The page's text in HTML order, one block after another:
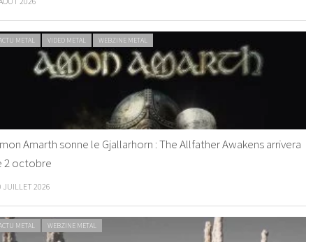
METAL VIDEO METAL WEBZINE METAL
Amarth sonne le Gjallarhorn : The Allfather Awakens arrivera
2 octobre
JUILLET 2026
METAL WEBZINE METAL